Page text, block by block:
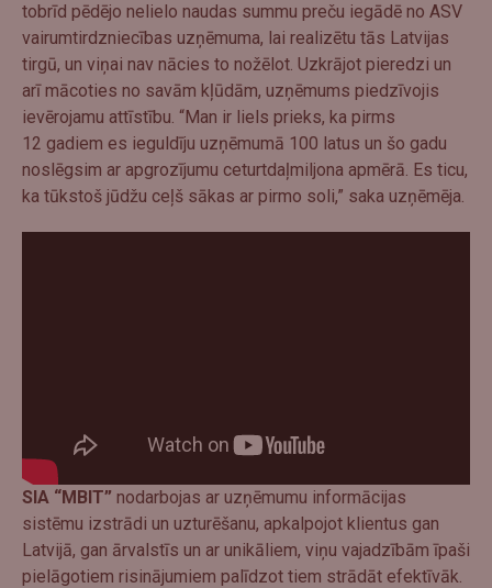
tobrīd pēdējo nelielo naudas summu preču iegādē no ASV
vairumtirdzniecības uzņēmuma, lai realizētu tās Latvijas
tirgū, un viņai nav nācies to nožēlot. Uzkrājot pieredzi un
arī mācoties no savām kļūdām, uzņēmums piedzīvojis
ievērojamu attīstību. “Man ir liels prieks, ka pirms
12 gadiem es ieguldīju uzņēmumā 100 latus un šo gadu
noslēgsim ar apgrozījumu ceturtdaļmiljona apmērā. Es ticu,
ka tūkstoš jūdžu ceļš sākas ar pirmo soli,” saka uzņēmēja.
SIA “MBIT” nodarbojas ar uzņēmumu informācijas
sistēmu izstrādi un uzturēšanu, apkalpojot klientus gan
Latvijā, gan ārvalstīs un ar unikāliem, viņu vajadzībām īpaši
pielāgotiem risinājumiem palīdzot tiem strādāt efektīvāk.